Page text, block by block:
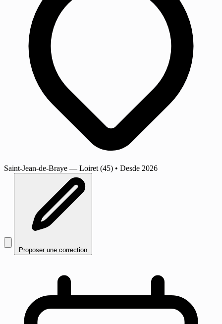
Saint-Jean-de-Braye — Loiret (45) • Desde 2026
Proposer une correction